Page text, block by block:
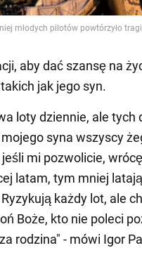
aby dać szansę na
jak jego syn.
loty dziennie, ale tych
syna wszyscy
mi pozwolicie,
latam, tym mniej
każdy lot, ale
Boże, kto nie poleci
rodzina" - mówi Igor